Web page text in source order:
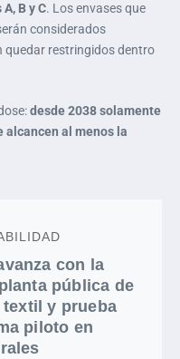
B y C. Los envases que
considerados
quedar restringidos dentro
desde 2038 solamente
alcancen al menos la
con la
pública de
y prueba
piloto en